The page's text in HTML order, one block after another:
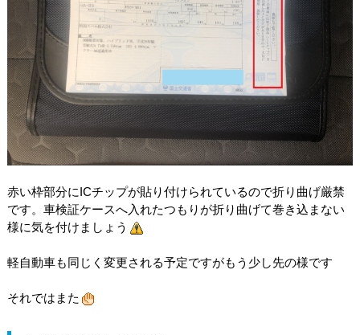
赤い枠部分にICチップが貼り付けられているので折り曲げ厳禁
です。車検証ケースへ入れたつもりが折り曲げて巻き込まない
様に気を付けましょう
軽自動車も同じく変更される予定ですがもう少し先の様です
それではまた